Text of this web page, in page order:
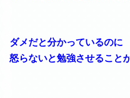
ダメだと分かっているのに
怒らないと勉強させること